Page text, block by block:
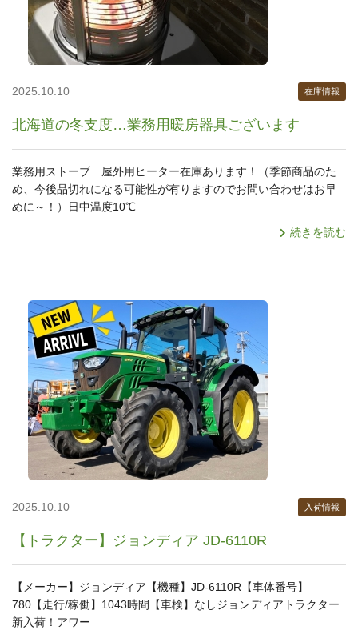
北海道の冬支度…業務用暖房器具ございます
2025.10.10 在庫情報
業務用ストーブ 屋外用ヒーター在庫あります！（季節商品のた
め、今後品切れになる可能性が有りますのでお問い合わせはお早
めに～！）日中温度10℃
続きを読む
【トラクター】ジョンディア JD-6110R
2025.10.10 入荷情報
【メーカー】ジョンディア【機種】JD-6110R【車体番号】
780【走行/稼働】1043時間【車検】なしジョンディアトラクター
新入荷！アワー